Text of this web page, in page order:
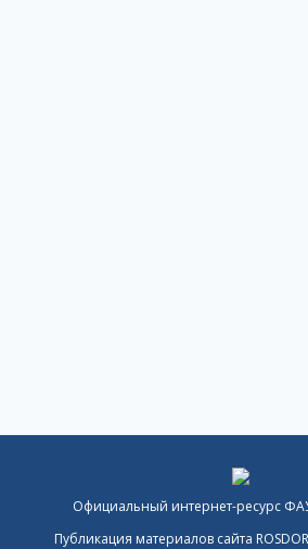
Официальный интернет-ресурс
Публикация материалов сайта